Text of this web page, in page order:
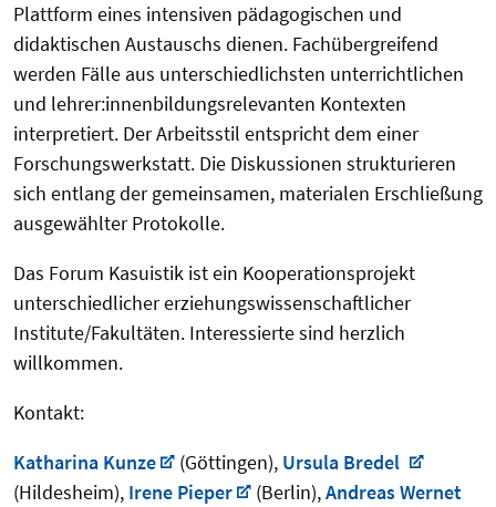
Plattform eines intensiven pädagogischen und
didaktischen Austauschs dienen. Fachübergreifend
werden Fälle aus unterschiedlichsten unterrichtlichen
und lehrer:innenbildungsrelevanten Kontexten
interpretiert. Der Arbeitsstil entspricht dem einer
Forschungswerkstatt. Die Diskussionen strukturieren
sich entlang der gemeinsamen, materialen Erschließung
ausgewählter Protokolle.
Das Forum Kasuistik ist ein Kooperationsprojekt
unterschiedlicher erziehungswissenschaftlicher
Institute/Fakultäten. Interessierte sind herzlich
willkommen.
Kontakt:
Katharina Kunze
(Göttingen), Ursula Bredel
(Hildesheim), Irene Pieper (Berlin),Andreas Wernet